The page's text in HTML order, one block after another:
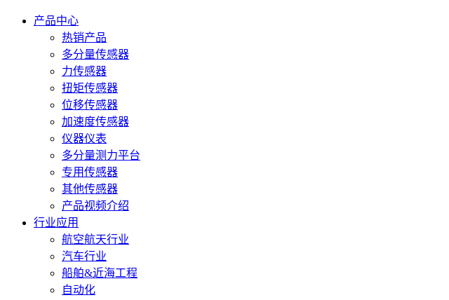
产品中心
热销产品
多分量传感器
力传感器
扭矩传感器
位移传感器
加速度传感器
仪器仪表
多分量测力平台
专用传感器
其他传感器
产品视频介绍
行业应用
航空航天行业
汽车行业
船舶&近海工程
自动化